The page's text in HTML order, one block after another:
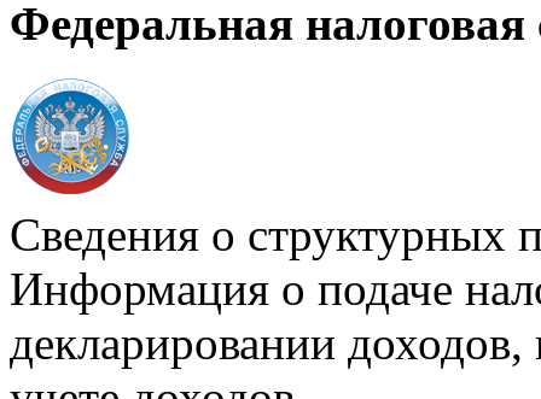
Федеральная налоговая
Сведения о структурных
Информация о подаче
декларировании доходов,